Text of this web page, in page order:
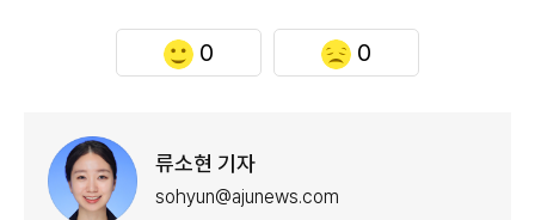
0 0
류소현 기자
sohyun@ajunews.com